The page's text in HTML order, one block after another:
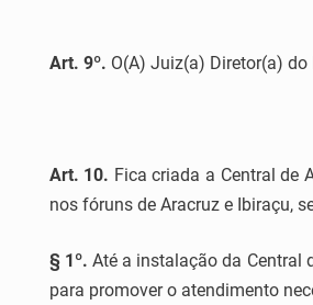
Art. 9º. O(A) Juiz(a) Diretor(a)
Art. 10. Fica criada a Central de
nos fóruns de Aracruz e Ibiraçu,
§ 1º. Até a instalação da Central
para promover o atendimento